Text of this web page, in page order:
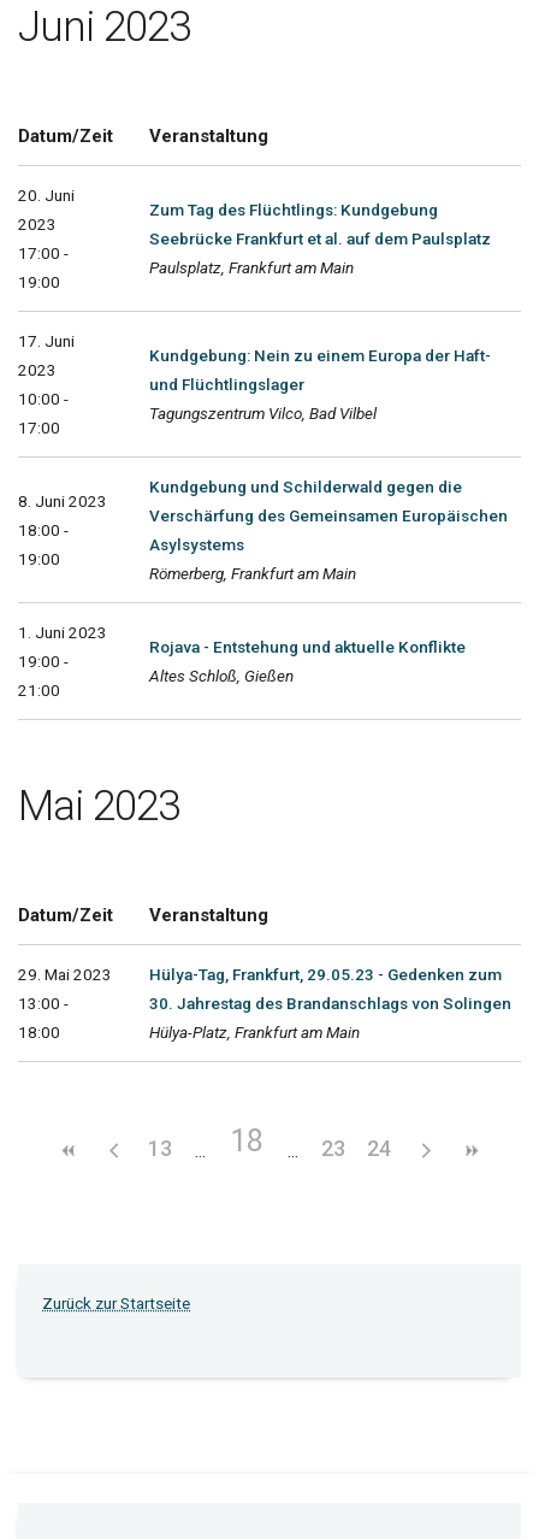
Juni 2023
Datum/Zeit Veranstaltung
20. Juni
2023
17:00 -
19:00
Zum Tag des Flüchtlings: Kundgebung
Seebrücke Frankfurt et al. auf dem Paulsplatz
Paulsplatz, Frankfurt am Main
17. Juni
2023
10:00 -
17:00
Kundgebung: Nein zu einem Europa der Haft-
und Flüchtlingslager
Tagungszentrum Vilco, Bad Vilbel
8. Juni 2023
18:00 -
19:00
Kundgebung und Schilderwald gegen die
Verschärfung des Gemeinsamen Europäischen
Asylsystems
Römerberg, Frankfurt am Main
1. Juni 2023
19:00 -
21:00
Rojava - Entstehung und aktuelle Konflikte
Altes Schloß, Gießen
Mai 2023
Datum/Zeit Veranstaltung
29. Mai 2023
13:00 -
18:00
Hülya-Tag, Frankfurt, 29.05.23 - Gedenken zum
30. Jahrestag des Brandanschlags von Solingen
Hülya-Platz, Frankfurt am Main
13 18 23 24
Zurück zur Startseite